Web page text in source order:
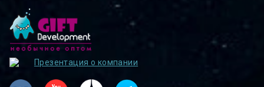
Презентация о компании